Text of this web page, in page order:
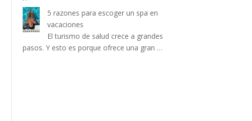
5 razones para escoger un spa en
vacaciones
El turismo de salud crece a grandes
pasos. Y esto es porque ofrece una gran …